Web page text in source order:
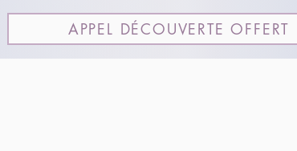
APPEL DÉCOUVERTE OFFERT